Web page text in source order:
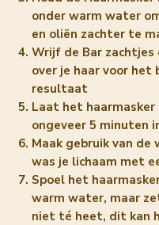
onder warm water
en oliën zachter te
Wrijf de Bar zachtjes
over je haar voor het
resultaat
Laat het haarmasker
ongeveer 5 minuten
Maak gebruik van de
was je lichaam met
Spoel het
warm water, maar
niet té heet, dit kan